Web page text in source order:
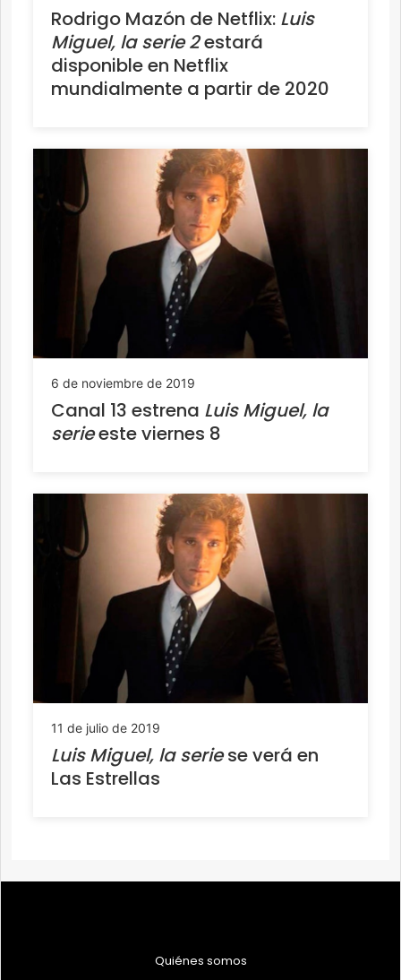
Rodrigo Mazón de Netflix: Luis
Miguel, la serie 2estará
disponible en Netflix
mundialmente a partir de 2020
6 de noviembre de 2019
Canal 13 estrena Luis Miguel, la
serieeste viernes 8
11 de julio de 2019
Luis Miguel, la seriese verá en
Las Estrellas
Quiénes somos